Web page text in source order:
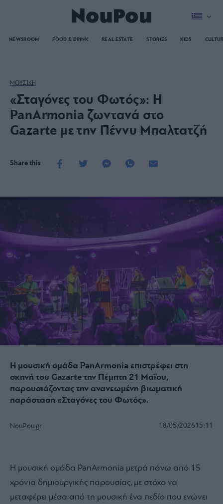
NEWSROOM FOOD & DRINK REAL ESTATE STORIES KIDS
ΜΟΥΣΙΚΗ
«Σταγόνες του Φωτός»: Η
PanArmonia ζωντανά στο
Gazarte με την Πέννυ Μπαλτατζή
Share this
Η μουσική ομάδα PanArmonia επιστρέφει στη
σκηνή του Gazarte την Πέμπτη 21 Μαΐου,
παρουσιάζοντας την ανανεωμένη βιωματική
παράσταση «Σταγόνες του Φωτός».
NouPou.gr 18/05/202615:11
Η μουσική ομάδα PanArmonia μετρά πάνω από 15
χρόνια δημιουργικής παρουσίας, με στόχο να
μεταφέρει μέσα από τη μουσική ένα πεδίο που ενώνει